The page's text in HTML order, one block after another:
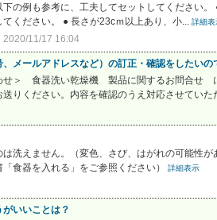
の例も参考に、工夫してセットしてください
ください。 ● 長さが23cｍ以上あり、小... 詳細表
2020/11/17 16:04
メールアドレスなど）の訂正・確認をしたい
せ＞ 食器洗い乾燥機 製品に関するお問合せ
りください。内容を確認のうえ対応させてい
洗えません。（変色、さび、はがれの可能性
食器を入れる」をご参照ください）
詳細表示
いいことは？